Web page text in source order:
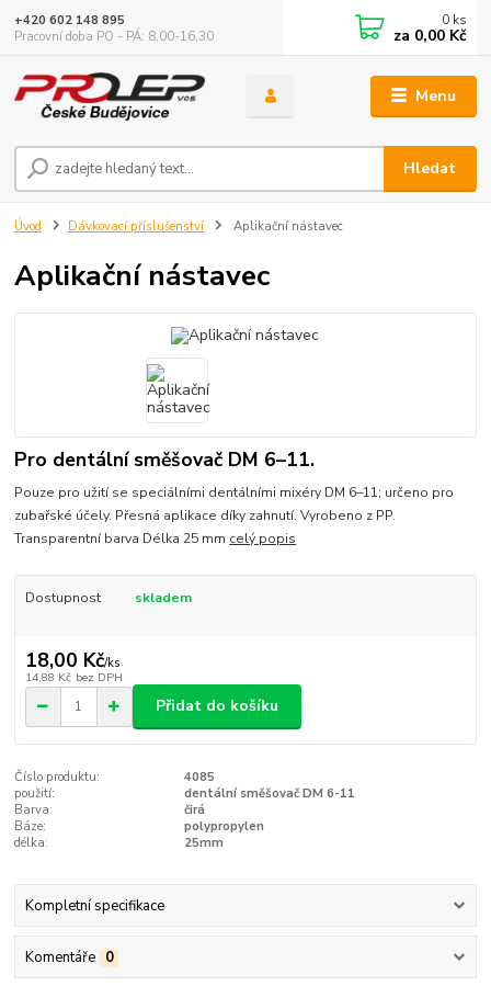
Menu
Hledat
+420 602 148 895
Pracovní doba PO - PÁ: 8,00-16,30
0 ks
za 0,00 Kč
Úvod Dávkovací příslušenství Aplikační nástavec
Aplikační nástavec
Pro dentální směšovač DM 6–11.
Pouze pro užití se speciálními den­tálními mixéry DM 6–11; určeno pro
zubařské účely. Přesná aplikace díky zahnutí. Vyrobeno z PP.
Transparentní barva Délka 25 mm celý popis
Dostupnost skladem
18,00 Kč/ks
14,88 Kč bez DPH
Přidat do košíku
Číslo produktu:
4085
použití:
dentální směšovač DM 6-11
Barva:
čirá
Báze:
polypropylen
délka:
25mm
Kompletní specifikace
Komentáře 0